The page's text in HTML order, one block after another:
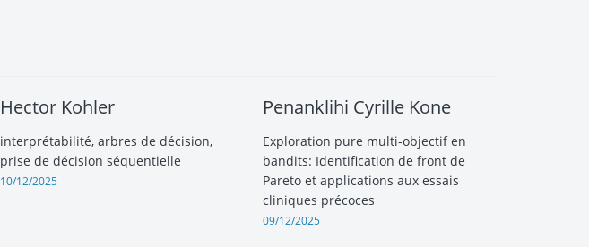
Hector Kohler
interprétabilité, arbres de décision,
prise de décision séquentielle
10/12/2025
Penanklihi Cyrille Kone
Exploration pure multi-objectif en
bandits: Identification de front de
Pareto et applications aux essais
cliniques précoces
09/12/2025